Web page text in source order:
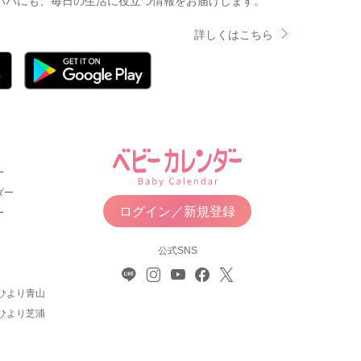
詳しくはこちら
ー
より青山
より芝浦
ログイン／新規登録
公式SNS